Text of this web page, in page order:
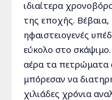
ιδιαίτερα
της εποχής. Βέβαια,
ηφαιστειογενές
εύκολο στο
αέρα τα πετρώματα
μπόρεσαν να
χιλιάδες χρόνια